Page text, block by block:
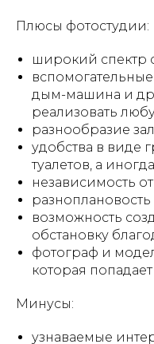
Плюсы фотостудии:
широкий спектр
дым-машина и
реализовать
разнообразие
удобства в виде
туалетов, а
независимость
возможность
обстановку
фотограф и
которая
Минусы:
узнаваемые